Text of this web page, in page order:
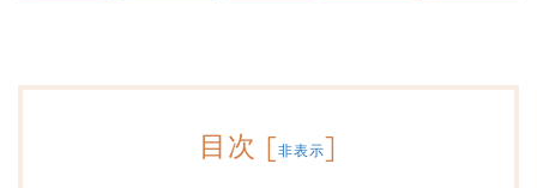
目次 [非表示]